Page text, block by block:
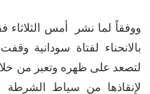
ووفقاً لما نشر أمس الثلاثاء
بالانحناء لفتاة سودانية
لتصعد على ظهره وتعبر من
لإنقاذها من سياط الشرطة